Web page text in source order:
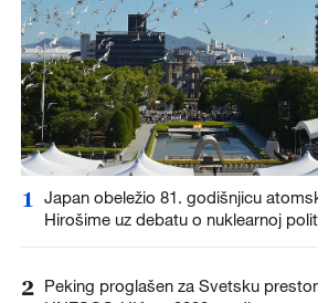
1
Japan obeležio 81. godišnjicu
Hirošime uz debatu o nuklearnoj
2 Peking proglašen za Svetsku